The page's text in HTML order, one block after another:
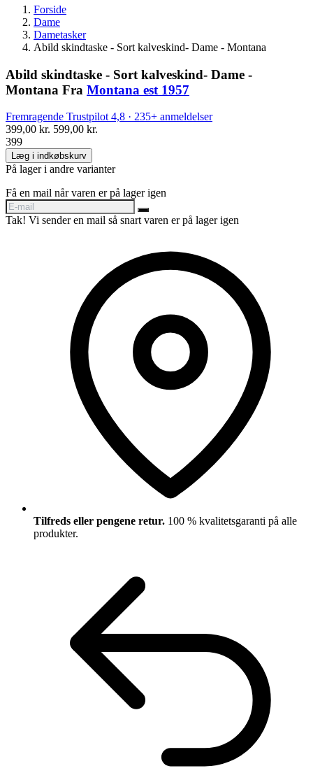
Forside
Dame
Dametasker
Abild skindtaske - Sort kalveskind- Dame - Montana
Abild skindtaske - Sort kalveskind- Dame -
Montana Fra Montana est 1957
Fremragende Trustpilot 4,8 · 235+ anmeldelser
399,00 kr. 599,00 kr.
399
Læg i indkøbskurv
På lager i andre varianter
Få en mail når varen er på lager igen
Tak! Vi sender en mail så snart varen er på lager igen
Tilfreds eller pengene retur. 100 % kvalitetsgaranti på alle
produkter.